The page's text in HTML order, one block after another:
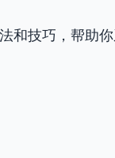
和技巧，帮助